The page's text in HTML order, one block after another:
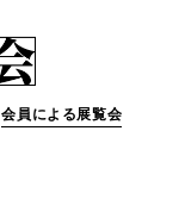
会員による展覧会